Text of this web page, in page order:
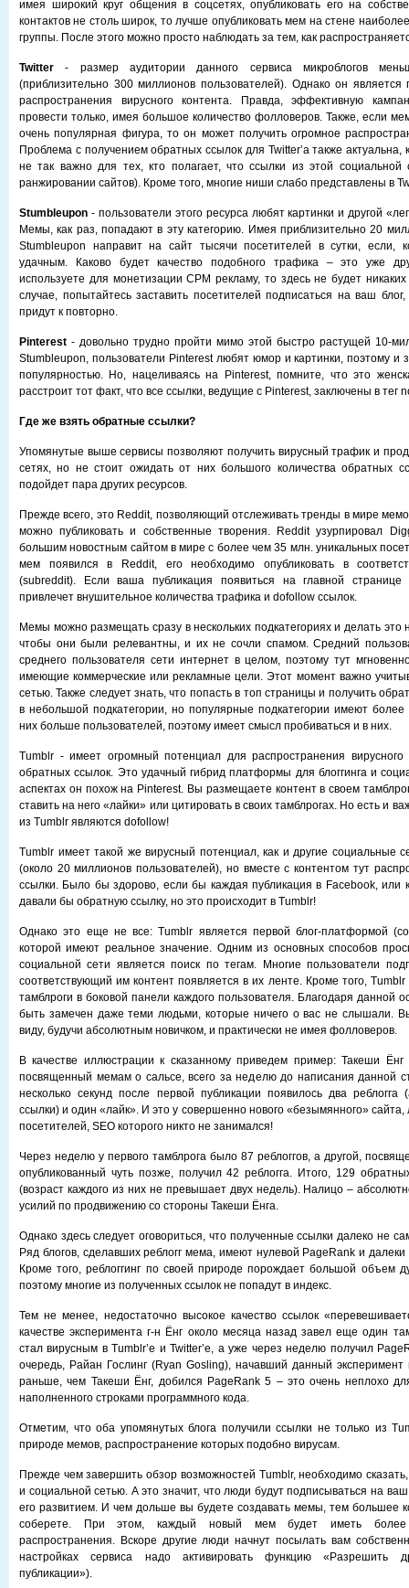
имея широкий круг общения в соцсетях, опубликовать его на
контактов не столь широк, то лучше опубликовать мем на стене
группы. После этого можно просто наблюдать за тем, как
Twitter - размер аудитории данного сервиса микроблогов
(приблизительно 300 миллионов пользователей). Однако он является
распространения вирусного контента. Правда, эффективную
провести только, имея большое количество фолловеров. Также, если
очень популярная фигура, то он может получить огромное
Проблема с получением обратных ссылок для Twitter’а также актуальна,
не так важно для тех, кто полагает, что ссылки из этой социальной
ранжировании сайтов). Кроме того, многие ниши слабо представлены в
Stumbleupon - пользователи этого ресурса любят картинки и другой
Мемы, как раз, попадают в эту категорию. Имея приблизительно 20
Stumbleupon направит на сайт тысячи посетителей в сутки, если,
удачным. Каково будет качество подобного трафика – это уже
используете для монетизации CPM рекламу, то здесь не будет
случае, попытайтесь заставить посетителей подписаться на ваш
придут к повторно.
Pinterest - довольно трудно пройти мимо этой быстро растущей 10-
Stumbleupon, пользователи Pinterest любят юмор и картинки, поэтому и
популярностью. Но, нацеливаясь на Pinterest, помните, что это
расстроит тот факт, что все ссылки, ведущие с Pinterest, заключены в тег
Где же взять обратные ссылки?
Упомянутые выше сервисы позволяют получить вирусный трафик и
сетях, но не стоит ожидать от них большого количества обратных
подойдет пара других ресурсов.
Прежде всего, это Reddit, позволяющий отслеживать тренды в мире
можно публиковать и собственные творения. Reddit узурпировал
большим новостным сайтом в мире с более чем 35 млн. уникальных
мем появился в Reddit, его необходимо опубликовать в
(subreddit). Если ваша публикация появиться на главной странице
привлечет внушительное количества трафика и dofollow ссылок.
Мемы можно размещать сразу в нескольких подкатегориях и делать это
чтобы они были релевантны, и их не сочли спамом. Средний
среднего пользователя сети интернет в целом, поэтому тут
имеющие коммерческие или рекламные цели. Этот момент важно
сетью. Также следует знать, что попасть в топ страницы и получить
в небольшой подкатегории, но популярные подкатегории имеют
них больше пользователей, поэтому имеет смысл пробиваться и в них.
Tumblr - имеет огромный потенциал для распространения вирусного
обратных ссылок. Это удачный гибрид платформы для блоггинга и
аспектах он похож на Pinterest. Вы размещаете контент в своем
ставить на него «лайки» или цитировать в своих тамблрогах. Но есть и
из Tumblr являются dofollow!
Tumblr имеет такой же вирусный потенциал, как и другие социальные
(около 20 миллионов пользователей), но вместе с контентом тут
ссылки. Было бы здорово, если бы каждая публикация в Facebook, или
давали бы обратную ссылку, но это происходит в Tumblr!
Однако это еще не все: Tumblr является первой блог-платформой
которой имеют реальное значение. Одним из основных способов
социальной сети является поиск по тегам. Многие пользователи
соответствующий им контент появляется в их ленте. Кроме того,
тамблроги в боковой панели каждого пользователя. Благодаря данной
быть замечен даже теми людьми, которые ничего о вас не слышали.
виду, будучи абсолютным новичком, и практически не имея фолловеров.
В качестве иллюстрации к сказанному приведем пример: Такеши Ёнг
посвященный мемам о сальсе, всего за неделю до написания данной
несколько секунд после первой публикации появилось два
ссылки) и один «лайк». И это у совершенно нового «безымянного»
посетителей, SEO которого никто не занимался!
Через неделю у первого тамблрога было 87 реблоггов, а другой,
опубликованный чуть позже, получил 42 реблогга. Итого, 129
(возраст каждого из них не превышает двух недель). Налицо –
усилий по продвижению со стороны Такеши Ёнга.
Однако здесь следует оговориться, что полученные ссылки далеко не
Ряд блогов, сделавших реблогг мема, имеют нулевой PageRank и
Кроме того, реблоггинг по своей природе порождает большой объем
поэтому многие из полученных ссылок не попадут в индекс.
Тем не менее, недостаточно высокое качество ссылок
качестве эксперимента г-н Ёнг около месяца назад завел еще один
стал вирусным в Tumblr’e и Twitter’e, а уже через неделю получил
очередь, Райан Гослинг (Ryan Gosling), начавший данный эксперимент
раньше, чем Такеши Ёнг, добился PageRank 5 – это очень неплохо
наполненного строками программного кода.
Отметим, что оба упомянутых блога получили ссылки не только из
природе мемов, распространение которых подобно вирусам.
Прежде чем завершить обзор возможностей Tumblr, необходимо
и социальной сетью. А это значит, что люди будут подписываться на ваш
его развитием. И чем дольше вы будете создавать мемы, тем большее
соберете. При этом, каждый новый мем будет иметь более
распространения. Вскоре другие люди начнут посылать вам
настройках сервиса надо активировать функцию «Разрешить
публикации»).